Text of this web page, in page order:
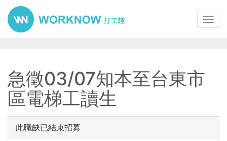
急徵03/07知本至台東市
區電梯工讀生
此職缺已結束招募